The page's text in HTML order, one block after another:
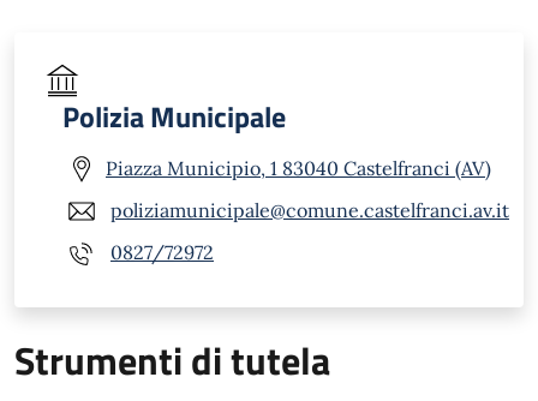
Polizia Municipale
Piazza Municipio, 1 83040 Castelfranci (AV)
poliziamunicipale@comune.castelfranci.av.it
0827/72972
Strumenti di tutela